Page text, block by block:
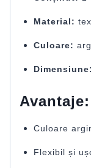
Material:
Culoare:
Dimensiune:
Avantaje:
Culoare
Flexibil și